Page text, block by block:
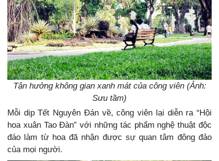
Tận hưởng không gian xanh mát của công viên (Ảnh:
Sưu tầm)
Mỗi dịp Tết Nguyên Đán về, công viên lại diễn ra “Hội
hoa xuân Tao Đàn” với những tác phẩm nghệ thuật độc
đáo làm từ hoa đã nhận được sự quan tâm đông đảo
của mọi người.